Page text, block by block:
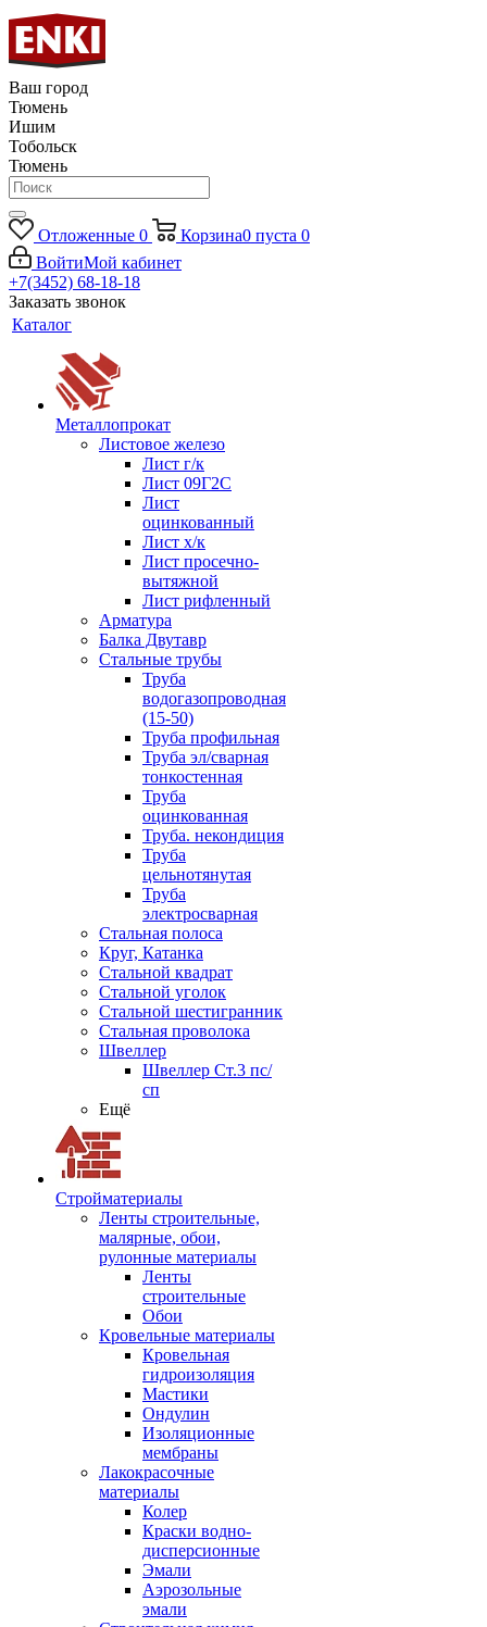
Ваш город
Тюмень
Ишим
Тобольск
Тюмень
Отложенные 0 Корзина0 пуста 0
ВойтиМой кабинет
+7(3452) 68-18-18
Заказать звонок
Каталог
Металлопрокат
Листовое железо
Лист г/к
Лист 09Г2С
Лист
оцинкованный
Лист х/к
Лист просечно-
вытяжной
Лист рифленный
Арматура
Балка Двутавр
Стальные трубы
Труба
водогазопроводная
(15-50)
Труба профильная
Труба эл/сварная
тонкостенная
Труба
оцинкованная
Труба. некондиция
Труба
цельнотянутая
Труба
электросварная
Стальная полоса
Круг, Катанка
Стальной квадрат
Стальной уголок
Стальной шестигранник
Стальная проволока
Швеллер
Швеллер Ст.3 пс/
сп
Ещё
Стройматериалы
Ленты строительные,
малярные, обои,
рулонные материалы
Ленты
строительные
Обои
Кровельные материалы
Кровельная
гидроизоляция
Мастики
Ондулин
Изоляционные
мембраны
Лакокрасочные
материалы
Колер
Краски водно-
дисперсионные
Эмали
Аэрозольные
эмали